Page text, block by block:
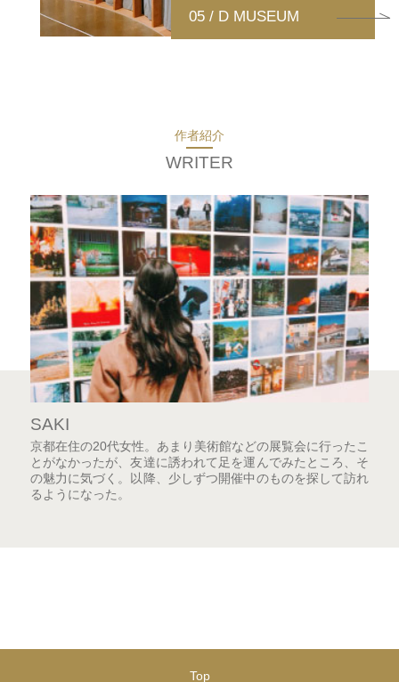
05 / D MUSEUM
作者紹介
WRITER
SAKI
京都在住の20代女性。あまり美術館などの展覧会に行ったこ
とがなかったが、友達に誘われて足を運んでみたところ、そ
の魅力に気づく。以降、少しずつ開催中のものを探して訪れ
るようになった。
Top